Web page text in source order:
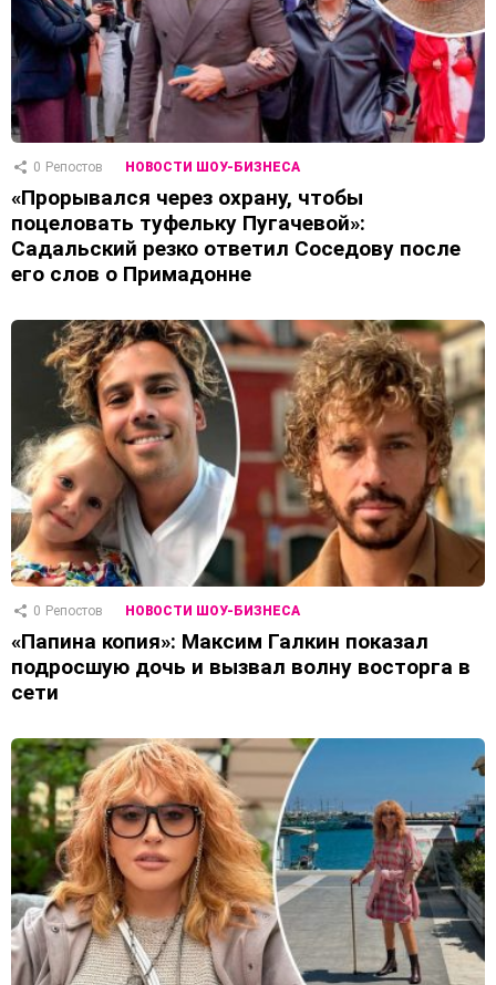
0 Репостов НОВОСТИ ШОУ-БИЗНЕСА
«Прорывался через охрану, чтобы
поцеловать туфельку Пугачевой»:
Садальский резко ответил Соседову после
его слов о Примадонне
0 Репостов НОВОСТИ ШОУ-БИЗНЕСА
«Папина копия»: Максим Галкин показал
подросшую дочь и вызвал волну восторга в
сети